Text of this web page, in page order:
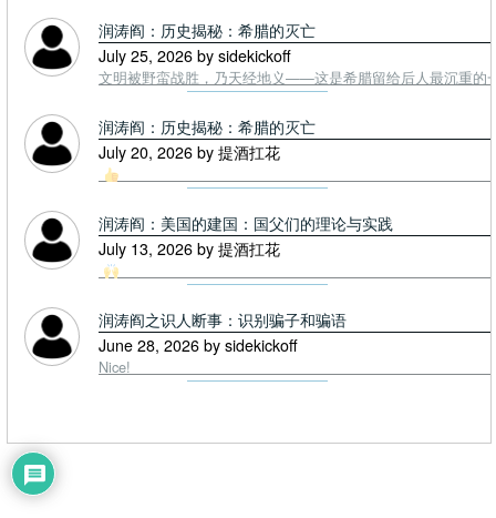
润涛阎：历史揭秘：希腊的灭亡
July 25, 2026 by sidekickoff
文明被野蛮战胜，乃天经地义——这是希腊留给后人最沉重的
润涛阎：历史揭秘：希腊的灭亡
July 20, 2026 by 提酒扛花
润涛阎：美国的建国：国父们的理论与实践
July 13, 2026 by 提酒扛花
润涛阎之识人断事：识别骗子和骗语
June 28, 2026 by sidekickoff
Nice!